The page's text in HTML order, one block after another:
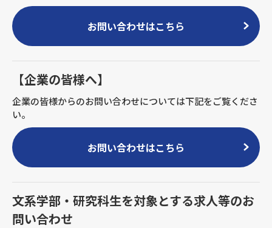
お問い合わせはこちら
【企業の皆様へ】
企業の皆様からのお問い合わせについては下記をご覧くださ
い。
お問い合わせはこちら
文系学部・研究科生を対象とする求人等のお
問い合わせ